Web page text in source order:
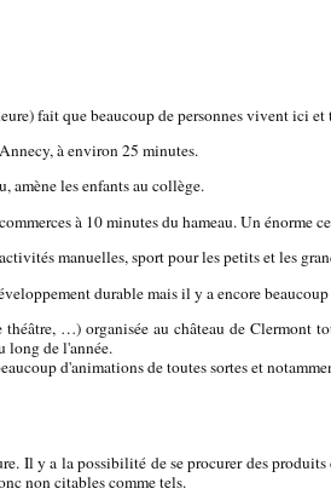
fait que beaucoup de personnes vivent ici
à environ 25 minutes.
amène les enfants au collège.
à 10 minutes du hameau. Un énorme
manuelles, sport pour les petits et les
durable mais il y a encore
…) organisée au château de Clermont
long de l'année.
d'animations de toutes sortes et
Il y a la possibilité de se procurer des
non citables comme tels.